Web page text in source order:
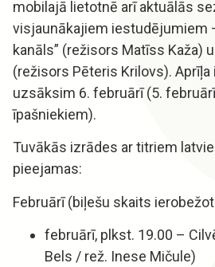
mobilajā lietotnē arī aktuālās
visjaunākajiem iestudējumiem
kanāls” (režisors Matīss Kaža)
(režisors Pēteris Krilovs).
uzsāksim 6. februārī (5.
īpašniekiem).
Tuvākās izrādes ar titriem
pieejamas:
Februārī (biļešu skaits
februārī, plkst. 19.00 –
Bels / rež. Inese Mičule)